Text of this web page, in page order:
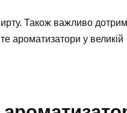
Також важливо
ароматизатори у великій